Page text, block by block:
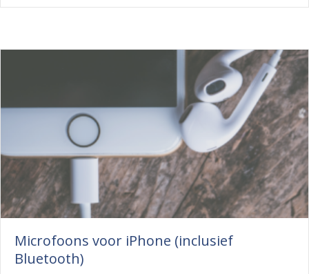
Microfoons voor iPhone (inclusief
Bluetooth)